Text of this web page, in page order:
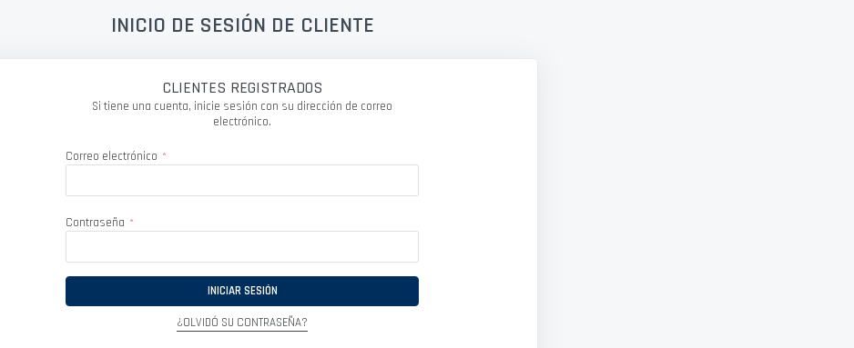
INICIO DE SESIÓN DE CLIENTE
CLIENTES REGISTRADOS
Si tiene una cuenta, inicie sesión con su dirección de correo
electrónico.
Correo electrónico
Contraseña
INICIAR SESIÓN
¿OLVIDÓ SU CONTRASEÑA?